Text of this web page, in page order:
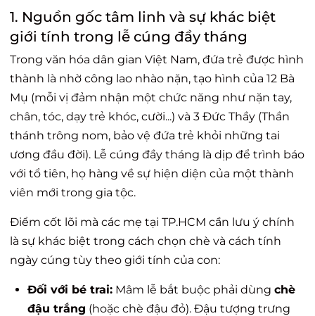
1. Nguồn gốc tâm linh và sự khác biệt
giới tính trong lễ cúng đầy tháng
Trong văn hóa dân gian Việt Nam, đứa trẻ được hình
thành là nhờ công lao nhào nặn, tạo hình của 12 Bà
Mụ (mỗi vị đảm nhận một chức năng như nặn tay,
chân, tóc, dạy trẻ khóc, cười...) và 3 Đức Thầy (Thần
thánh trông nom, bảo vệ đứa trẻ khỏi những tai
ương đầu đời). Lễ cúng đầy tháng là dịp để trình báo
với tổ tiên, họ hàng về sự hiện diện của một thành
viên mới trong gia tộc.
Điểm cốt lõi mà các mẹ tại TP.HCM cần lưu ý chính
là sự khác biệt trong cách chọn chè và cách tính
ngày cúng tùy theo giới tính của con:
Đối với bé trai: Mâm lễ bắt buộc phải dùng chè
đậu trắng (hoặc chè đậu đỏ). Đậu tượng trưng